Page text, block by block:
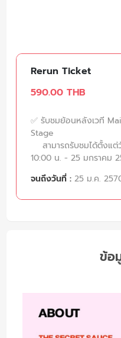
Rerun Ticket
590.00 THB
✅ รับชมย้อนหลังเวที
Stage
สามารถรับชมได้ตั้งแต่
10:00 น. - 25 มกราคม
จนถึงวันที่ : 25 ม.ค.
ข้อ